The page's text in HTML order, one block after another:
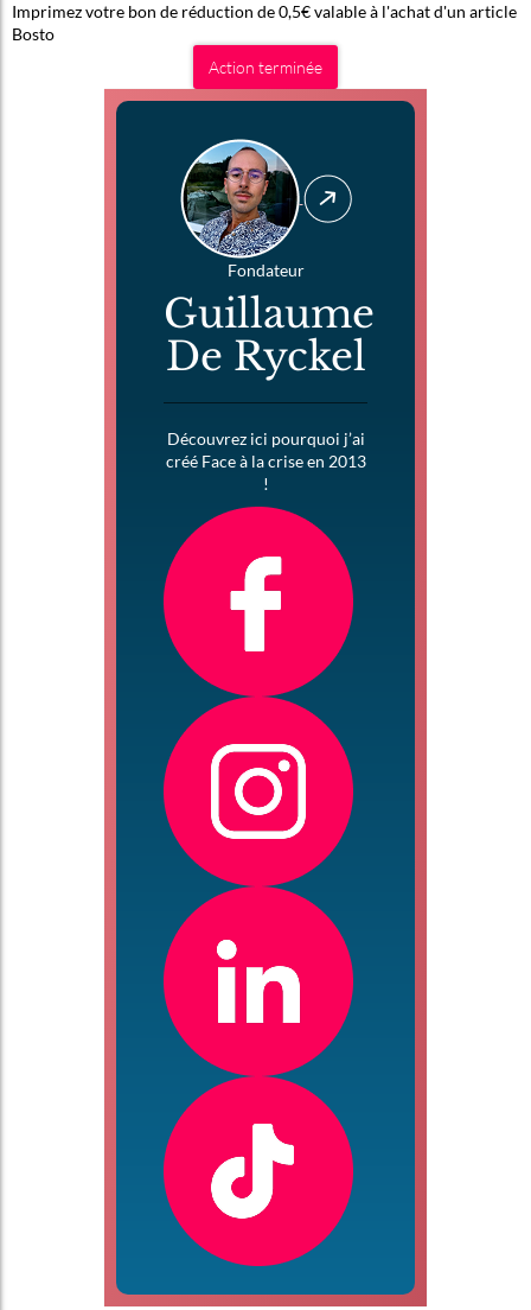
Imprimez votre bon de réduction de 0,5€ valable à l'achat d'un article
Bosto
Action terminée
Fondateur
Guillaume
De Ryckel
Découvrez ici pourquoi j’ai
créé Face à la crise en 2013
!